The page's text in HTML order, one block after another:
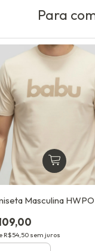
Para
Masculina
R$54,50 sem juros